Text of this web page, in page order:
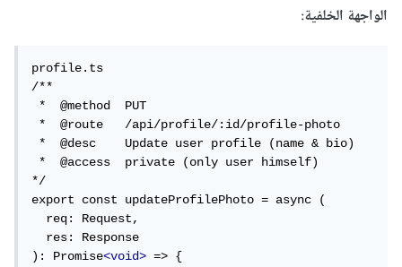
الواجهة الخلفية:
profile.ts
/**
*  @method  PUT
*  @route   /api/profile/:id/profile-photo
*  @desc    Update user profile (name & bio)
*  @access  private (only user himself)
*/
export const updateProfilePhoto = async (
  req: Request,
  res: Response
): Promise<void> => {